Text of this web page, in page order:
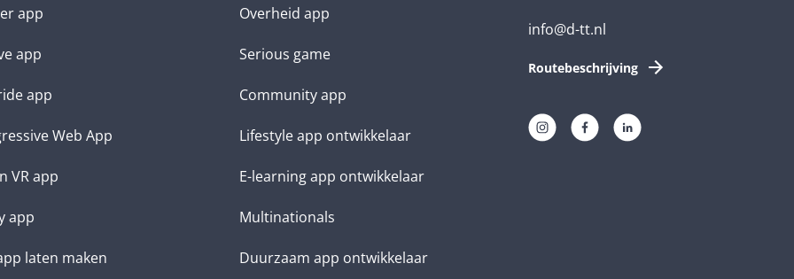
app
app
app
Web App
VR app
app
laten maken
Overheid app
Serious game
Community app
Lifestyle app ontwikkelaar
E-learning app ontwikkelaar
Multinationals
Duurzaam app ontwikkelaar
info@d-tt.nl
Routebeschrijving